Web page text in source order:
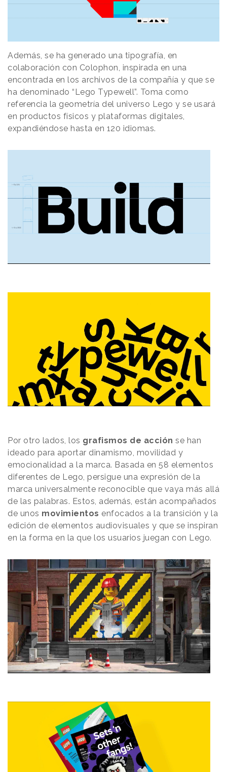
Además, se ha generado una tipografía, en
colaboración con Colophon, inspirada en una
encontrada en los archivos de la compañía y que se
ha denominado “Lego Typewell”. Toma como
referencia la geometría del universo Lego y se usará
en productos físicos y plataformas digitales,
expandiéndose hasta en 120 idiomas.
Por otro lados, los grafismos de acción se han
ideado para aportar dinamismo, movilidad y
emocionalidad a la marca. Basada en 58 elementos
diferentes de Lego, persigue una expresión de la
marca universalmente reconocible que vaya más allá
de las palabras. Estos, además, están acompañados
de unos movimientos enfocados a la transición y la
edición de elementos audiovisuales y que se inspiran
en la forma en la que los usuarios juegan con Lego.